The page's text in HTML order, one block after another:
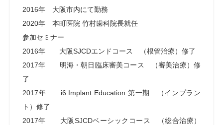
2016年 大阪市内にて勤務
2020年 本町医院 竹村歯科院長就任
参加セミナー
2016年 大阪SJCDエンドコース （根管治療）修了
2017年 明海・朝日臨床審美コース （審美治療）修
了
2017年 i6 Implant Education 第一期 （インプラン
ト）修了
2017年 大阪SJCDベーシックコース （総合治療）